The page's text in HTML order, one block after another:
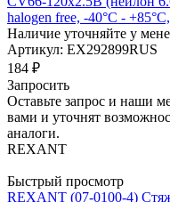
halogen free, -40°C -
Наличие уточняйте у
Артикул: EX292899RUS
184 ₽
Запросить
Оставьте запрос и наши
вами и уточнят
аналоги.
REXANT
Быстрый просмотр
REXANT (07-0100-4)